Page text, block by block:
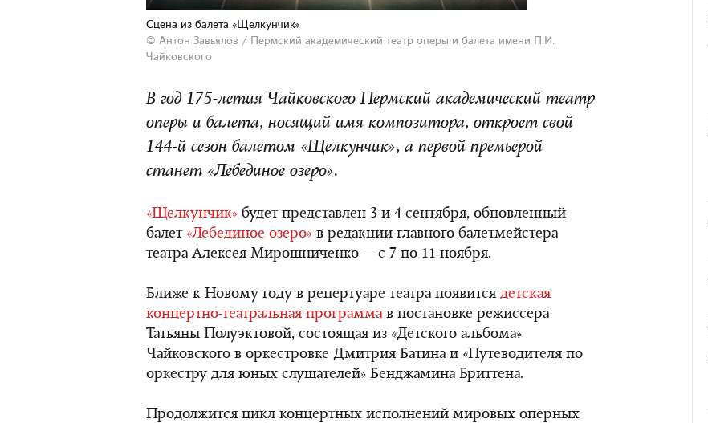
Сцена из балета «Щелкунчик»
© Антон Завьялов /
Пермский академический театр оперы и балета имени П.И.
Чайковского
В год 175-летия Чайковского Пермский академический театр
оперы и балета, носящий имя композитора, откроет свой
144-й сезон балетом «Щелкунчик», а первой премьерой
станет «Лебединое озеро».
«Щелкунчик» будет представлен 3 и 4 сентября, обновленный
балет «Лебединое озеро» в редакции главного балетмейстера
театра Алексея Мирошниченко — с 7 по 11 ноября.
Ближе к Новому году в репертуаре театра появится детская
концертно-театральная программа в постановке режиссера
Татьяны Полуэктовой, состоящая из «Детского альбома»
Чайковского в оркестровке Дмитрия Батина и «Путеводителя по
оркестру для юных слушателей» Бенджамина Бриттена.
Продолжится цикл концертных исполнений мировых оперных